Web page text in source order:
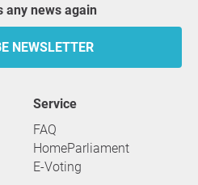
any news again
NEWSLETTER
service
FAQ
HomeParliament
E-Voting